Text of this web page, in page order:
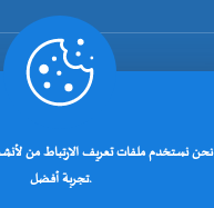
نحن نستخدم ملفات تعريف الارتباط من
تجربة أفضل.